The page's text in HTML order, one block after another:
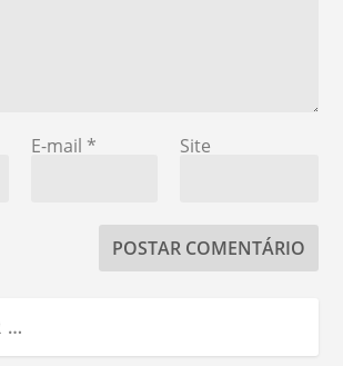
E-mail * Site